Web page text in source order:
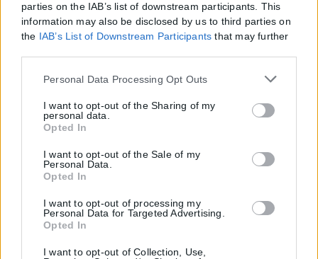
parties on the IAB’s list of downstream participants. This
information may also be disclosed by us to third parties on
the IAB’s List of Downstream Participants that may further
Please note that this website/app uses one or more Google
but not limited to your visit or usage behaviour. You may
click to grant or deny consent to Google and its third-party
tags to use your data for below specified purposes in below
Google consent section.
Personal Data Processing Opt Outs
I want to opt-out of the Sharing of my
personal data.
Opted In
I want to opt-out of the Sale of my
Personal Data.
Opted In
I want to opt-out of processing my
Personal Data for Targeted Advertising.
Opted In
I want to opt-out of Collection, Use,